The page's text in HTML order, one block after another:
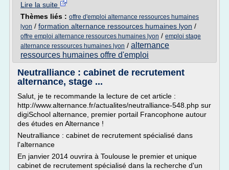
Lire la suite
Thèmes liés : offre d'emploi alternance ressources humaines
lyon / formation alternance ressources humaines lyon /
offre emploi alternance ressources humaines lyon / emploi stage
alternance ressources humaines lyon / alternance
ressources humaines offre d'emploi
Neutralliance : cabinet de recrutement
alternance, stage ...
Salut, je te recommande la lecture de cet article :
http://www.alternance.fr/actualites/neutralliance-548.php sur
digiSchool alternance, premier portail Francophone autour
des études en Alternance !
Neutralliance : cabinet de recrutement spécialisé dans
l'alternance
En janvier 2014 ouvrira à Toulouse le premier et unique
cabinet de recrutement spécialisé dans la recherche d'un